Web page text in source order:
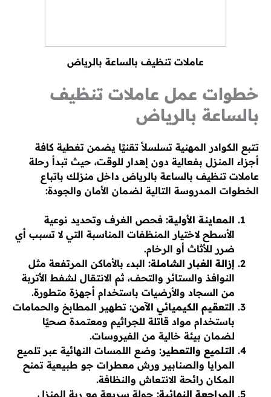
عاملات تنظيف بالساعة بالرياض
خطوات عمل عاملات تنظيف
بالساعة بالرياض
تتبع الكوادر المهنية تسلسلاً تقنيًا يضمن تغطية كافة
أجزاء المنزل بفعالية دون إهدار للوقت، حيث تبدأ رحلة
عاملات تنظيف بالساعة بالرياض داخل منزلك باتباع
الخطوات المدروسة التالية لضمان الأمان والجودة:
المعاينة الأولية: فحص الغرف وتحديد نوعية
الأسطح لاختيار المنظفات المناسبة التي لا تسبب أي
ضرر للأثاث أو الرخام.
إزالة الغبار الشاملة: البدء بالأماكن المرتفعة مثل
النوافذ والستائر والتحف، ثم الانتقال لشفط الأتربة
من السجاد والأرضيات باستخدام أجهزة متطورة.
التعقيم الكيميائي الآمن: تطهير المطابخ والحمامات
باستخدام مواد قاتلة للجراثيم ومعتمدة صحيًا
لضمان بيئة خالية من الفيروسات.
التلميع والتعطير: وضع اللمسات النهائية عبر تلميع
المرايا والصنابير ورش معطرات جو طبيعية تمنح
المكان رائحة الانتعاش والنظافة.
المراجعة النهائية: جولة سريعة مع ربة المنزل